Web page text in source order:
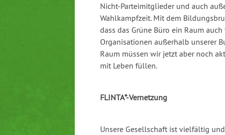
Nicht-Parteimitglieder und auch
Wahlkampfzeit. Mit dem
dass das Grüne Büro ein Raum
Organisationen außerhalb unserer
Raum müssen wir jetzt aber noch
mit Leben füllen.
FLINTA*-Vernetzung
Unsere Gesellschaft ist vielfältig